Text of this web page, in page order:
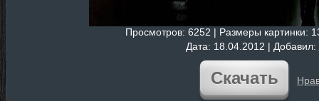
Просмотров: 6252 | Размеры картинки:
Дата: 18.04.2012 | Добавил:
Скачать